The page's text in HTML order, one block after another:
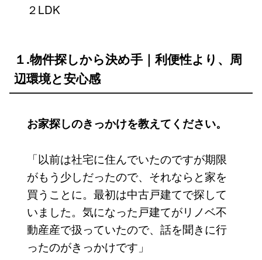
２LDK
１.物件探しから決め手｜利便性より、周
辺環境と安心感
お家探しのきっかけを教えてください。
「以前は社宅に住んでいたのですが期限
がもう少しだったので、それならと家を
買うことに。最初は中古戸建てで探して
いました。気になった戸建てがリノベ不
動産産で扱っていたので、話を聞きに行
ったのがきっかけです」